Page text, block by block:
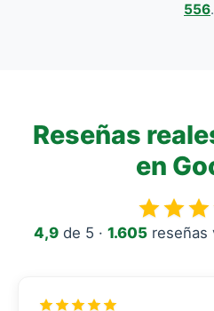
556.
Reseñas
en
4,9 de 5 · 1.605 reseñas